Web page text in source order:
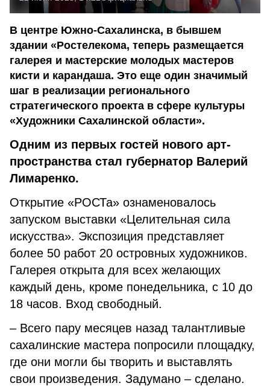
В центре Южно-Сахалинска, в бывшем
здании «Ростелекома, теперь размещается
галерея и мастерские молодых мастеров
кисти и карандаша. Это еще один значимый
шаг в реализации регионального
стратегического проекта в сфере культуры
«Художники Сахалинской области».
Одним из первых гостей нового арт-
пространства стал губернатор Валерий
Лимаренко.
Открытие «РОСТа» ознаменовалось
запуском выставки «Целительная сила
искусства». Экспозиция представляет
более 50 работ 20 островных художников.
Галерея открыта для всех желающих
каждый день, кроме понедельника, с 10 до
18 часов. Вход свободный.
– Всего пару месяцев назад талантливые
сахалинские мастера попросили площадку,
где они могли бы творить и выставлять
свои произведения. Задумано – сделано.